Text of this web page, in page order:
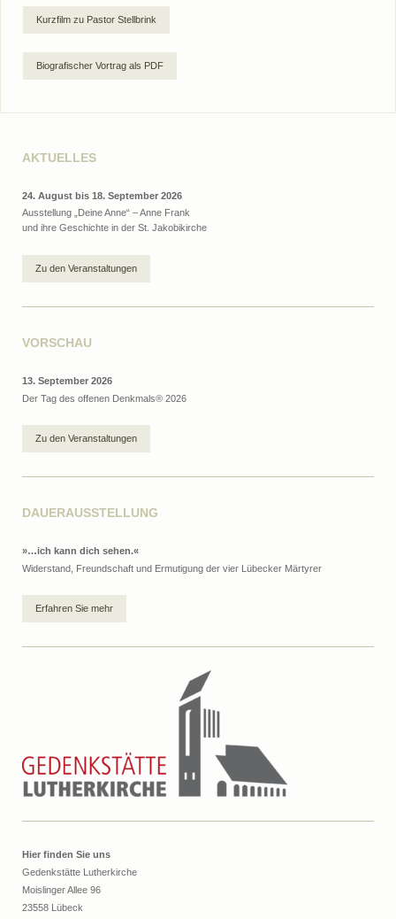
Kurzfilm zu Pastor Stellbrink
Biografischer Vortrag als PDF
AKTUELLES
24. August bis 18. September 2026
Ausstellung „Deine Anne“ – Anne Frank
und ihre Geschichte in der St. Jakobikirche
Zu den Veranstaltungen
VORSCHAU
13. September 2026
Der Tag des offenen Denkmals® 2026
Zu den Veranstaltungen
DAUERAUSSTELLUNG
»…ich kann dich sehen.«
Widerstand, Freundschaft und Ermutigung der vier Lübecker Märtyrer
Erfahren Sie mehr
Hier finden Sie uns
Gedenkstätte Lutherkirche
Moislinger Allee 96
23558 Lübeck